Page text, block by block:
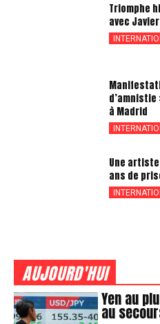
Triomphe
avec
d’amnistie
à Madrid
Une
ans de
AUJOURD'HUI
Yen au
au